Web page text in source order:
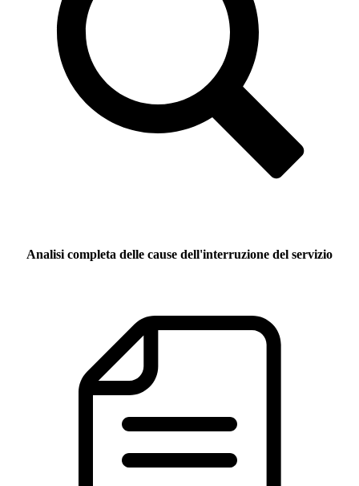
Analisi completa delle cause dell'interruzione del servizio